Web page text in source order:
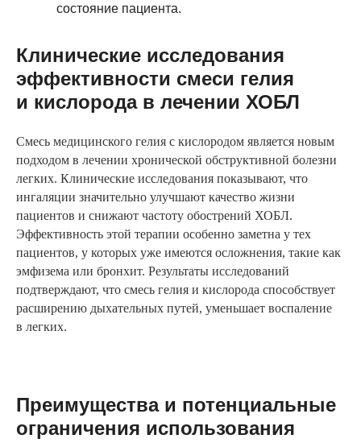
состояние пациента.
Клинические исследования
эффективности смеси гелия
и кислорода в лечении ХОБЛ
Смесь медицинского гелия с кислородом является новым
подходом в лечении хронической обструктивной болезни
легких. Клинические исследования показывают, что
ингаляции значительно улучшают качество жизни
пациентов и снижают частоту обострений ХОБЛ.
Эффективность этой терапии особенно заметна у тех
пациентов, у которых уже имеются осложнения, такие как
эмфизема или бронхит. Результаты исследований
подтверждают, что смесь гелия и кислорода способствует
расширению дыхательных путей, уменьшает воспаление
в легких.
Преимущества и потенциальные
ограничения использования